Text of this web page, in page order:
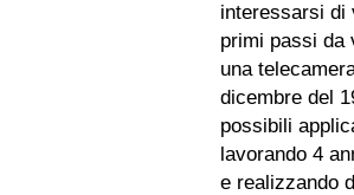
interessarsi di
primi passi da
una
dicembre del
possibili
lavorando 4
e realizzando